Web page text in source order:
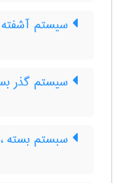
سیستم آشفته
سیستم گذر
سبستم بسته